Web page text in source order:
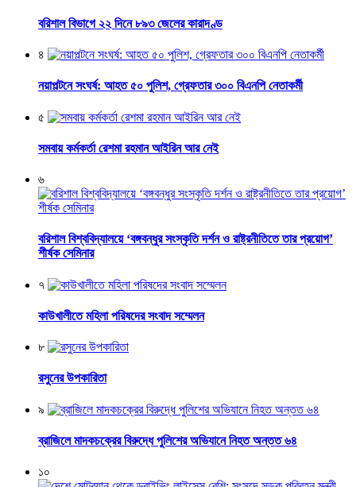
বরিশাল বিভাগে ২২ দিনে ৮৯৩ জেলের কারাদণ্ড
৪
নয়াপল্টনে সংঘর্ষ: আহত ৫০ পুলিশ, গ্রেফতার ৩০০ বিএনপি নেতাকর্মী
৫
সমবায় কর্মকর্তা রেশমা রহমান আইরিন আর নেই
৬
বরিশাল বিশ্ববিদ্যালয়ে ‘বঙ্গবন্ধুর সংস্কৃতি দর্শন ও রাষ্ট্রনীতিতে তার প্রয়োগ’
শীর্ষক সেমিনার
৭
কাউখালীতে মহিলা পরিষদের সংবাদ সম্মেলন
৮
রসুনের উপকারিতা
৯
ব্রাজিলে মাদকচক্রের বিরুদ্ধে পুলিশের অভিযানে নিহত অন্তত ৬৪
১০